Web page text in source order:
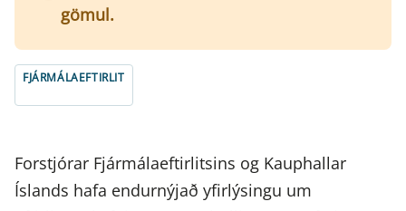
gömul.
FJÁRMÁLAEFTIRLIT
Forstjórar Fjármálaeftirlitsins og Kauphallar
Íslands hafa endurnýjað yfirlýsingu um